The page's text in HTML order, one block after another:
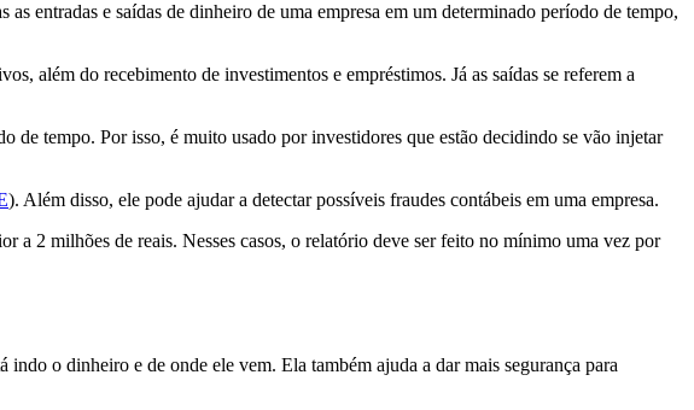
entradas e saídas de dinheiro de uma empresa em um determinado período de tempo,
além do recebimento de investimentos e empréstimos. Já as saídas se referem a
de tempo. Por isso, é muito usado por investidores que estão decidindo se vão injetar
). Além disso, ele pode ajudar a detectar possíveis fraudes contábeis em uma empresa.
a 2 milhões de reais. Nesses casos, o relatório deve ser feito no mínimo uma vez por
o dinheiro e de onde ele vem. Ela também ajuda a dar mais segurança para